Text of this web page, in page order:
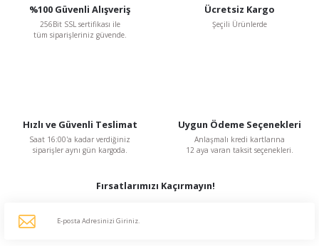
%100 Güvenli Alışveriş
256Bit SSL sertifikası ile
tüm siparişleriniz güvende.
Ücretsiz Kargo
Şeçili Ürünlerde
Hızlı ve Güvenli Teslimat
Saat 16:00'a kadar verdiğiniz
siparişler aynı gün kargoda.
Uygun Ödeme Seçenekleri
Anlaşmalı kredi kartlarına
12 aya varan taksit seçenekleri.
Fırsatlarımızı Kaçırmayın!